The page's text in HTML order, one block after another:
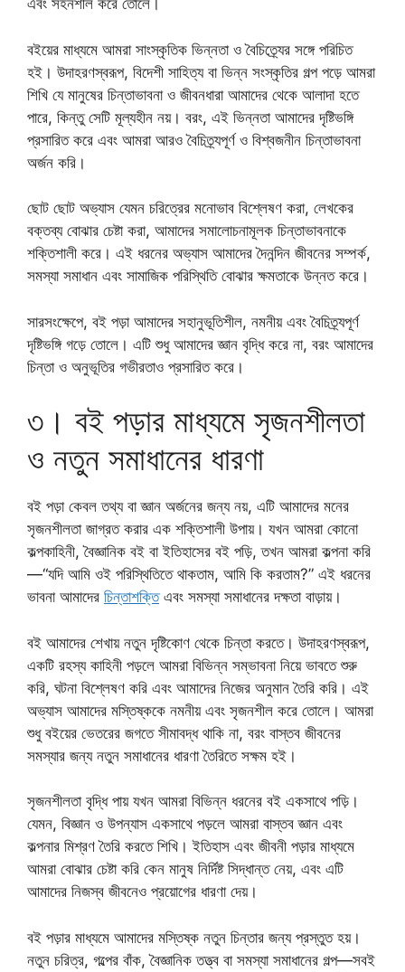
এবং সহনশীল করে তোলে।
বইয়ের মাধ্যমে আমরা সাংস্কৃতিক ভিন্নতা ও বৈচিত্র্যের সঙ্গে পরিচিত
হই। উদাহরণস্বরূপ, বিদেশী সাহিত্য বা ভিন্ন সংস্কৃতির গল্প পড়ে আমরা
শিখি যে মানুষের চিন্তাভাবনা ও জীবনধারা আমাদের থেকে আলাদা হতে
পারে, কিন্তু সেটি মূল্যহীন নয়। বরং, এই ভিন্নতা আমাদের দৃষ্টিভঙ্গি
প্রসারিত করে এবং আমরা আরও বৈচিত্র্যপূর্ণ ও বিশ্বজনীন চিন্তাভাবনা
অর্জন করি।
ছোট ছোট অভ্যাস যেমন চরিত্রের মনোভাব বিশ্লেষণ করা, লেখকের
বক্তব্য বোঝার চেষ্টা করা, আমাদের সমালোচনামূলক চিন্তাভাবনাকে
শক্তিশালী করে। এই ধরনের অভ্যাস আমাদের দৈনন্দিন জীবনের সম্পর্ক,
সমস্যা সমাধান এবং সামাজিক পরিস্থিতি বোঝার ক্ষমতাকে উন্নত করে।
সারসংক্ষেপে, বই পড়া আমাদের সহানুভূতিশীল, নমনীয় এবং বৈচিত্র্যপূর্ণ
দৃষ্টিভঙ্গি গড়ে তোলে। এটি শুধু আমাদের জ্ঞান বৃদ্ধি করে না, বরং আমাদের
চিন্তা ও অনুভূতির গভীরতাও প্রসারিত করে।
৩। বই পড়ার মাধ্যমে সৃজনশীলতা
ও নতুন সমাধানের ধারণা
বই পড়া কেবল তথ্য বা জ্ঞান অর্জনের জন্য নয়, এটি আমাদের মনের
সৃজনশীলতা জাগ্রত করার এক শক্তিশালী উপায়। যখন আমরা কোনো
কল্পকাহিনী, বৈজ্ঞানিক বই বা ইতিহাসের বই পড়ি, তখন আমরা কল্পনা করি
—“যদি আমি ওই পরিস্থিতিতে থাকতাম, আমি কি করতাম?” এই ধরনের
ভাবনা আমাদের চিন্তাশক্তিএবং সমস্যা সমাধানের দক্ষতা বাড়ায়।
বই আমাদের শেখায় নতুন দৃষ্টিকোণ থেকে চিন্তা করতে। উদাহরণস্বরূপ,
একটি রহস্য কাহিনী পড়লে আমরা বিভিন্ন সম্ভাবনা নিয়ে ভাবতে শুরু
করি, ঘটনা বিশ্লেষণ করি এবং আমাদের নিজের অনুমান তৈরি করি। এই
অভ্যাস আমাদের মস্তিষ্ককে নমনীয় এবং সৃজনশীল করে তোলে। আমরা
শুধু বইয়ের ভেতরের জগতে সীমাবদ্ধ থাকি না, বরং বাস্তব জীবনের
সমস্যার জন্য নতুন সমাধানের ধারণা তৈরিতে সক্ষম হই।
সৃজনশীলতা বৃদ্ধি পায় যখন আমরা বিভিন্ন ধরনের বই একসাথে পড়ি।
যেমন, বিজ্ঞান ও উপন্যাস একসাথে পড়লে আমরা বাস্তব জ্ঞান এবং
কল্পনার মিশ্রণ তৈরি করতে শিখি। ইতিহাস এবং জীবনী পড়ার মাধ্যমে
আমরা বোঝার চেষ্টা করি কেন মানুষ নির্দিষ্ট সিদ্ধান্ত নেয়, এবং এটি
আমাদের নিজস্ব জীবনেও প্রয়োগের ধারণা দেয়।
বই পড়ার মাধ্যমে আমাদের মস্তিষ্ক নতুন চিন্তার জন্য প্রস্তুত হয়।
নতুন চরিত্র, গল্পের বাঁক, বৈজ্ঞানিক তত্ত্ব বা সমস্যা সমাধানের গল্প—সবই